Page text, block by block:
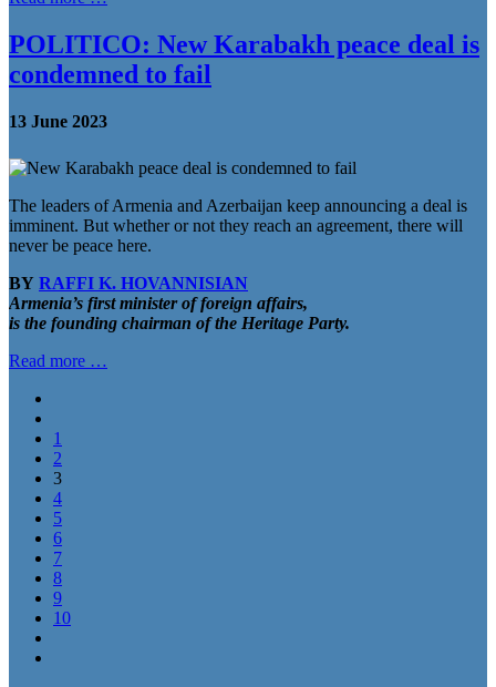
POLITICO: New Karabakh peace deal is
condemned to fail
13 June 2023
The leaders of Armenia and Azerbaijan keep announcing a deal is
imminent. But whether or not they reach an agreement, there will
never be peace here.
BY RAFFI K. HOVANNISIAN
Armenia’s first minister of foreign affairs,
is the founding chairman of the Heritage Party.
Read more …
1
2
3
4
5
6
7
8
9
10